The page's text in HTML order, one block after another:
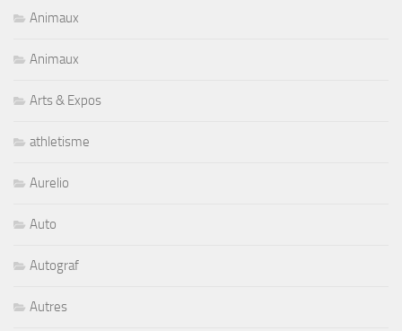
Animaux
Animaux
Arts & Expos
athletisme
Aurelio
Auto
Autograf
Autres